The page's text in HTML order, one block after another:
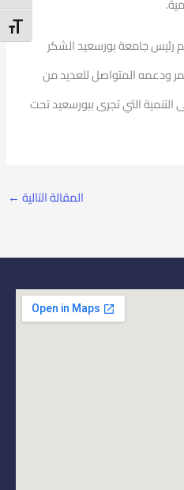
رئيس جامعة بورسعيد الشكر
ودعمه المتواصل للعديد من
التنمية التي تجرى ببورسعيد تحت
المقالة التالية ←